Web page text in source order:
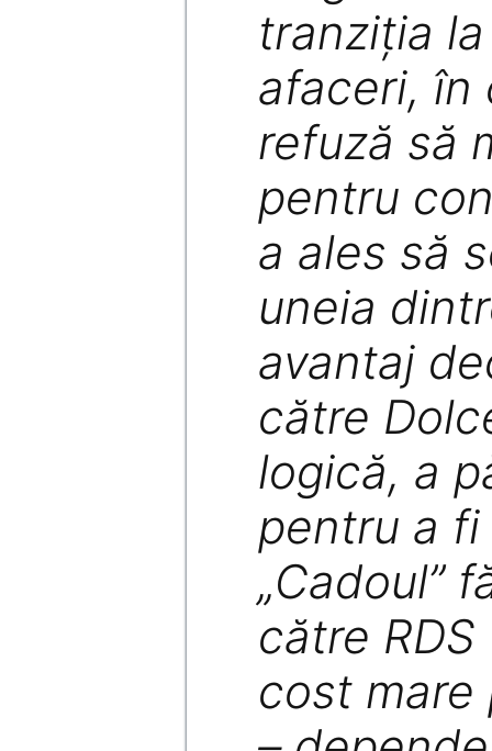
tranziţia
afaceri, în
refuză să
pentru
a ales să
uneia
avantaj
către
logică, a
pentru a
„Cadoul”
către
cost